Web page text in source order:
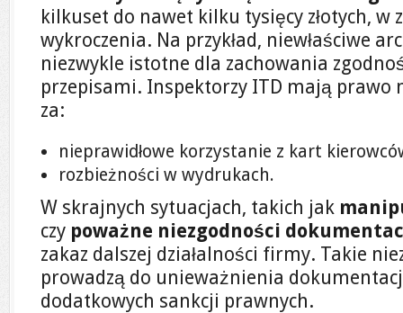
kilkuset do nawet kilku tysięcy złotych, w
wykroczenia. Na przykład, niewłaściwe
niezwykle istotne dla zachowania
przepisami. Inspektorzy ITD mają prawo
za:
nieprawidłowe korzystanie z kart
rozbieżności w wydrukach.
W skrajnych sytuacjach, takich jak
czy poważne niezgodności
zakaz dalszej działalności firmy. Takie
prowadzą do unieważnienia
dodatkowych sankcji prawnych.